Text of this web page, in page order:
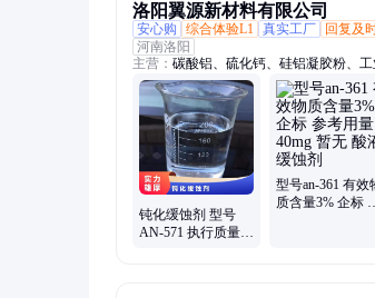
洛阳翼源新材料有限公司
安心购
综合体验L1 真实工厂 回复及
河南洛阳
主营： 碳酸铝、硫化钙、硅铝凝胶粉、
面活性剂、耐火材料、水处理原材料
钝化缓蚀剂 型号
AN-571 执行质量标
型号an-361 有效
质含量3% 企标